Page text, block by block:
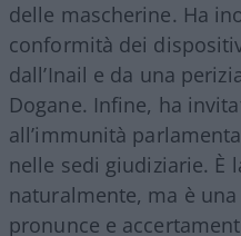
delle mascherine. Ha
conformità dei
dall’Inail e da una
Dogane. Infine, ha
all’immunità
nelle sedi giudiziarie. È
naturalmente, ma è
pronunce e